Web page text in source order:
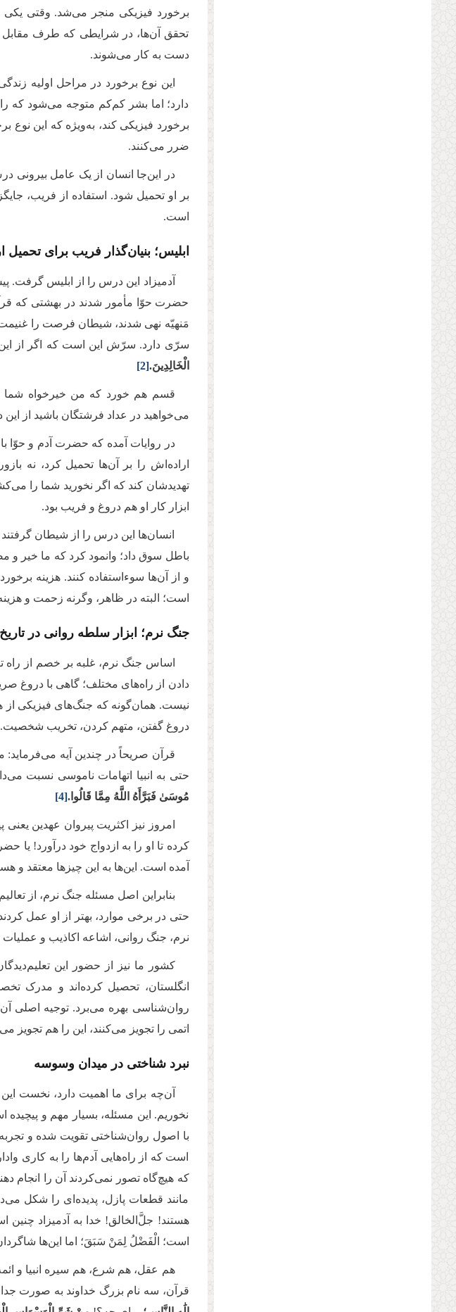
برخورد فیزیکی منجر می‌شد. وقتی یکی
تحقق آن‌ها، در شرایطی که طرف مقابل
دست به کار می‌شوند.
این نوع برخورد در مراحل اولیه
دارد؛ اما بشر کم‌کم متوجه می‌شود که
برخورد فیزیکی کند، به‌ویژه که این
ضرر می‌کنند.
در این‌جا انسان از یک عامل
بر او تحمیل شود. استفاده از فریب،
است.
ابلیس؛ بنیان‌گذار فریب برای تحمیل
آدمیزاد این درس را از ابلیس
حضرت حوّا مأمور شدند در بهشتی که
مَنهیّه نهی شدند، شیطان فرصت را
سرّی دارد. سرّش این است که اگر از
الْخَالِدِينَ.[2]
قسم هم خورد که من خیرخواه
می‌خواهید در عداد فرشتگان باشید از
در روایات آمده که حضرت آدم و حوّا
اراده‌اش را بر آن‌ها تحمیل کرد، نه
تهدیدشان کند که اگر نخورید شما را
ابزار کار او هم دروغ و فریب بود.
انسان‌ها این درس را از شیطان گرفتند
باطل سوق داد؛ وانمود کرد که ما خیر و
و از آن‌ها سوءاستفاده کنند. هزینه
است؛ البته در ظاهر، وگرنه زحمت و
جنگ نرم؛ ابزار سلطه روانی در
اساس جنگ نرم، غلبه بر خصم از
دادن از راه‌های مختلف؛ گاهی با دروغ
نیست. همان‌گونه که جنگ‌های فیزیکی از
دروغ گفتن، متهم کردن، تخریب شخصیت.
قرآن صریحاً در چندین آیه می‌فرماید:
حتی به انبیا اتهامات ناموسی نسبت
مُوسَىٰ فَبَرَّأَهُ اللَّهُ مِمَّا قَالُوا.[4]
امروز نیز اکثریت پیروان عهدین
کرده تا او را به ازدواج خود درآورد! یا
آمده است. این‌ها به این چیزها معتقد و
بنابراین اصل مسئله جنگ نرم، از
حتی در برخی موارد، بهتر از او عمل
نرم، جنگ روانی، اشاعه اکاذیب و
کشور ما نیز از حضور این
انگلستان، تحصیل کرده‌اند و مدرک
روان‌شناسی بهره می‌برد. توجیه اصلی
اتمی را تجویز می‌کنند، این را هم
نبرد شناختی در میدان وسوسه
آن‌چه برای ما اهمیت دارد، نخست
نخوریم. این مسئله، بسیار مهم و
با اصول روان‌شناختی تقویت شده و
است که از راه‌هایی آدم‌ها را به کاری
که هیچ‌گاه تصور نمی‌کردند آن را انجام
مانند قطعات پازل، پدیده‌ای را شکل
هستند! جلَّ‌الخالق! خدا به آدمیزاد چنین
است؛ الْفَضْلُ لِمَنْ سَبَقَ؛ اما این‌ها
هم عقل، هم شرع، هم سیره انبیا و
قرآن، سه نام بزرگ خداوند به صورت